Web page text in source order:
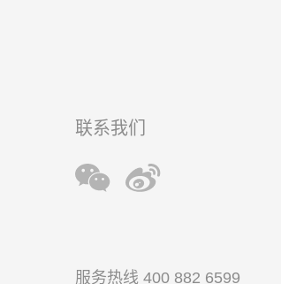
联系我们
服务热线 400 882 6599